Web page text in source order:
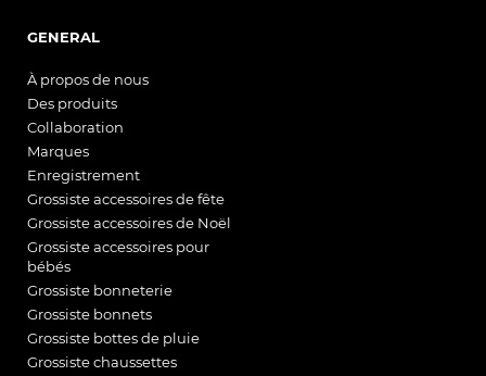
GENERAL
À propos de nous
Des produits
Collaboration
Marques
Enregistrement
Grossiste accessoires de fête
Grossiste accessoires de Noël
Grossiste accessoires pour
bébés
Grossiste bonneterie
Grossiste bonnets
Grossiste bottes de pluie
Grossiste chaussettes